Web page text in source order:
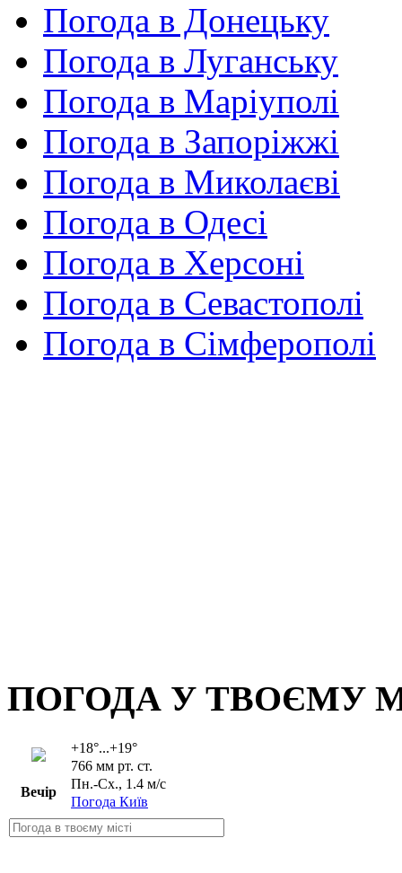
Погода в Донецьку
Погода в Луганську
Погода в Маріуполі
Погода в Запоріжжі
Погода в Миколаєві
Погода в Одесі
Погода в Херсоні
Погода в Севастополі
Погода в Сімферополі
ПОГОДА У ТВОЄМУ
+18°...+19°
766 мм рт. ст.
Пн.-Сх., 1.4 м/с
Погода Київ
Вечір